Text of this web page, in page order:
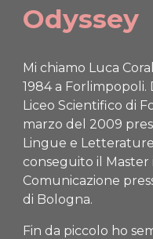
Odyssey
Mi chiamo Luca
1984 a
Liceo Scientifico di
marzo del 2009
Lingue e
conseguito il
Comunicazione
di Bologna.
Fin da piccolo ho